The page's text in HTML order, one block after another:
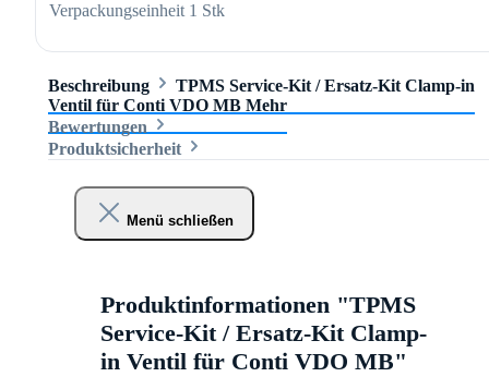
Verpackungseinheit 1 Stk
Beschreibung
TPMS Service-Kit / Ersatz-Kit Clamp-in
Ventil für Conti VDO MB Mehr
Bewertungen
Produktsicherheit
Menü schließen
Produktinformationen "TPMS
Service-Kit / Ersatz-Kit Clamp-
in Ventil für Conti VDO MB"